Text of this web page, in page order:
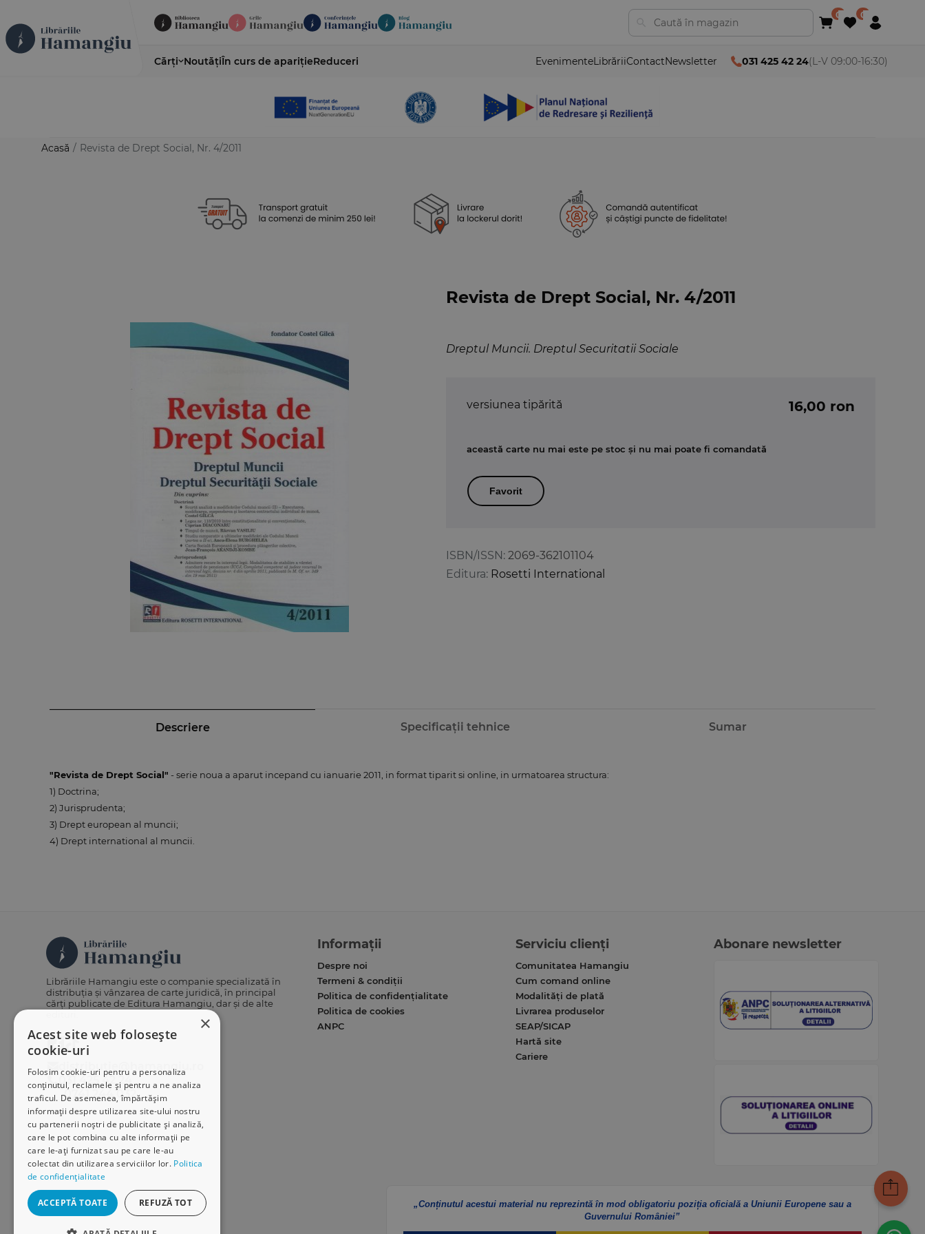
Cărți NoutățiÎn curs de aparițieReduceri EvenimenteLibrăriiContactNewsletter 031 425 42 24(L-V 09:00-16:30)
Acasă / Revista de Drept Social, Nr. 4/2011
Revista de Drept Social, Nr. 4/2011
Dreptul Muncii. Dreptul Securitatii Sociale
ISBN/ISSN: 2069-362101104
Editura: Rosetti International
versiunea tipărită 16,00 ron
această carte nu mai este pe stoc și nu mai poate fi comandată
Favorit
Descriere Specificații tehnice Sumar
"Revista de Drept Social" - serie noua a aparut incepand cu ianuarie 2011, in format tiparit si online, in urmatoarea structura:
1) Doctrina;
2) Jurisprudenta;
3) Drept european al muncii;
4) Drept international al muncii.
×
Acest site web folosește
cookie-uri
Folosim cookie-uri pentru a personaliza
conținutul, reclamele și pentru a ne analiza
traficul. De asemenea, împărtășim
informații despre utilizarea site-ului nostru
cu partenerii noștri de publicitate și analiză,
care le pot combina cu alte informații pe
care le-ați furnizat sau pe care le-au
colectat din utilizarea serviciilor lor. Politica
de confidențialitate
ACCEPTĂ TOATE REFUZĂ TOT
Librăriile Hamangiu este o companie specializată în
distribuția și vânzarea de carte juridică, în principal
cărți publicate de Editura Hamangiu, dar și de alte
distributie@hamangiu.ro
031 425 42 24
0741 244 032
Informații
Despre noi
Termeni & condiții
Politica de confidențialitate
Politica de cookies
ANPC
Serviciu clienți
Comunitatea Hamangiu
Cum comand online
Modalități de plată
Livrarea produselor
SEAP/SICAP
Hartă site
Cariere
Abonare newsletter
„Conținutul acestui material nu reprezintă în mod obligatoriu poziția oficială a Uniunii Europene sau a
Guvernului României”